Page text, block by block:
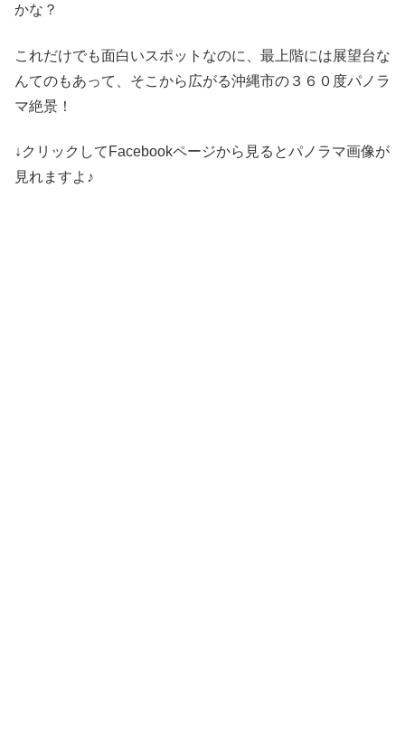
かな？
これだけでも面白いスポットなのに、最上階には展望台な
んてのもあって、そこから広がる沖縄市の３６０度パノラ
マ絶景！
↓クリックしてFacebookページから見るとパノラマ画像が
見れますよ♪